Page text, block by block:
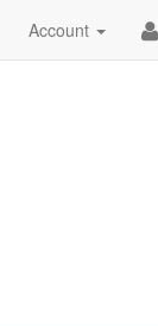
Account